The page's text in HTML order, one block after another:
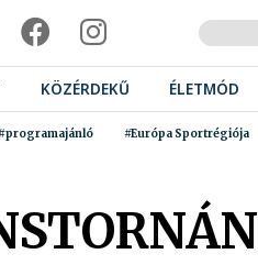
KÖZÉRDEKŰ ÉLETMÓD
#Európa Sportrégiója